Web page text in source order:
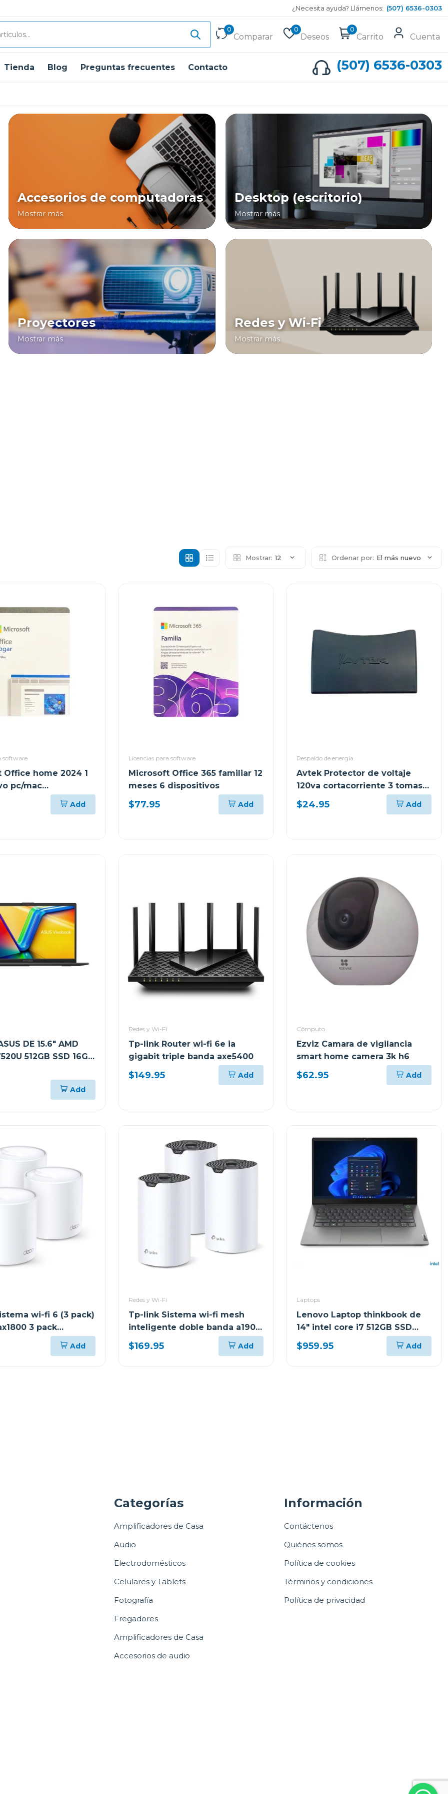
¿Necesita ayuda? Llámenos: (507) 6536-0303
0
Comparar
0
Deseos
0
Carrito Cuenta
Tienda Blog Preguntas frecuentes Contacto (507) 6536-0303
Accesorios de computadoras
Mostrar más
Desktop (escritorio)
Mostrar más
Proyectores
Mostrar más
Redes y Wi-Fi
Mostrar más
Mostrar: 12 Ordenar por: El más nuevo
software
Office home 2024 1
pc/mac
Add
Licencias para software
Microsoft Office 365 familiar 12
meses 6 dispositivos
$77.95 Add
Respaldo de energía
Avtek Protector de voltaje
120va cortacorriente 3 tomas
pte-3t515
$24.95 Add
DE 15.6" AMD
512GB SSD 16GB
Add
Redes y Wi-Fi
Tp-link Router wi-fi 6e ia
gigabit triple banda axe5400
$149.95 Add
Cómputo
Ezviz Camara de vigilancia
smart home camera 3k h6
$62.95 Add
wi-fi 6 (3 pack)
3 pack
Add
Redes y Wi-Fi
Tp-link Sistema wi-fi mesh
inteligente doble banda a1900
3 pack
$169.95 Add
Laptops
Lenovo Laptop thinkbook de
14" intel core i7 512GB SSD
21DH00M8GJ
$959.95 Add
Categorías
Amplificadores de Casa
Audio
Electrodomésticos
Celulares y Tablets
Fotografía
Fregadores
Amplificadores de Casa
Accesorios de audio
Información
Contáctenos
Quiénes somos
Política de cookies
Términos y condiciones
Política de privacidad